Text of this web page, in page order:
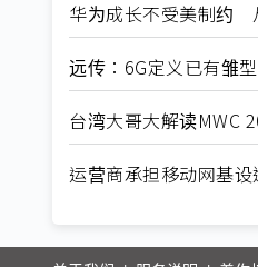
华为成长不受美制约
远传：6G定义已有雏
台湾大哥大解读MWC
运营商承担移动网基